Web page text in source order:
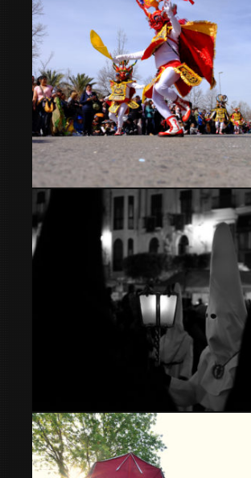
Desfile de carrozas en el Carnaval en Els
Por que se usan capirotes en Semana Santa